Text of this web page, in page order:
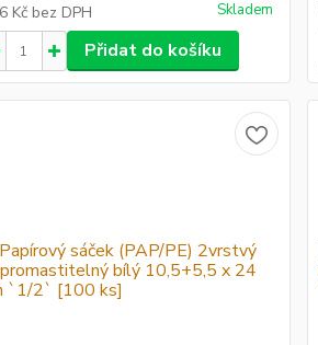
Kč bez DPH Skladem
Přidat do košíku